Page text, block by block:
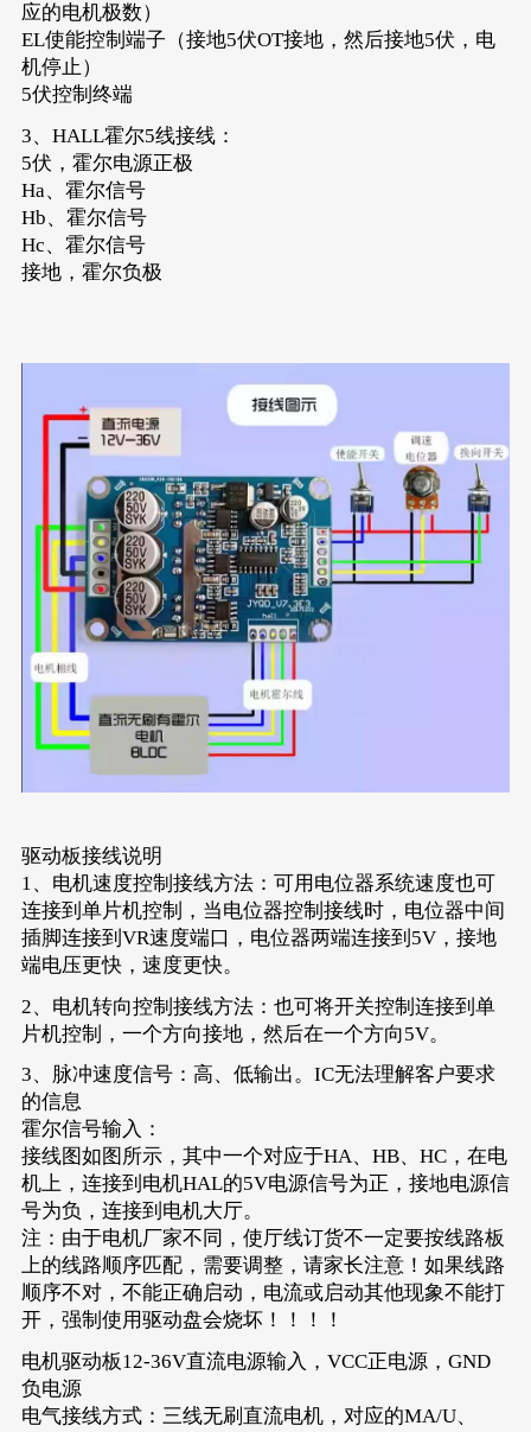
应的电机极数）
EL使能控制端子（接地5伏OT接地，然后接地5伏，电
机停止）
5伏控制终端
3、HALL霍尔5线接线：
5伏，霍尔电源正极
Ha、霍尔信号
Hb、霍尔信号
Hc、霍尔信号
接地，霍尔负极
驱动板接线说明
1、电机速度控制接线方法：可用电位器系统速度也可
连接到单片机控制，当电位器控制接线时，电位器中间
插脚连接到VR速度端口，电位器两端连接到5V，接地
端电压更快，速度更快。
2、电机转向控制接线方法：也可将开关控制连接到单
片机控制，一个方向接地，然后在一个方向5V。
3、脉冲速度信号：高、低输出。IC无法理解客户要求
的信息
霍尔信号输入：
接线图如图所示，其中一个对应于HA、HB、HC，在电
机上，连接到电机HAL的5V电源信号为正，接地电源信
号为负，连接到电机大厅。
注：由于电机厂家不同，使厅线订货不一定要按线路板
上的线路顺序匹配，需要调整，请家长注意！如果线路
顺序不对，不能正确启动，电流或启动其他现象不能打
开，强制使用驱动盘会烧坏！！！！
电机驱动板12-36V直流电源输入，VCC正电源，GND
负电源
电气接线方式：三线无刷直流电机，对应的MA/U、